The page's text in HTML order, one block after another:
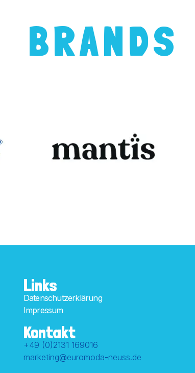
BRANDS
Links
Datenschutzerklärung
Impressum
Kontakt
+49 (0)2131 169016
marketing@euromoda-neuss.de